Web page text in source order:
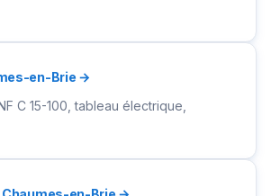
en-Brie →
C 15-100, tableau électrique,